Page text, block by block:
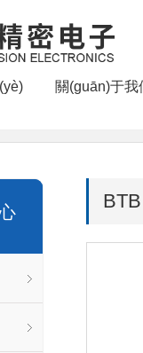
關(guān)于我